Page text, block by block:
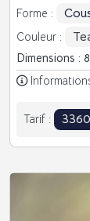
Forme :
Couleur :
Dimensions :
Tarif :